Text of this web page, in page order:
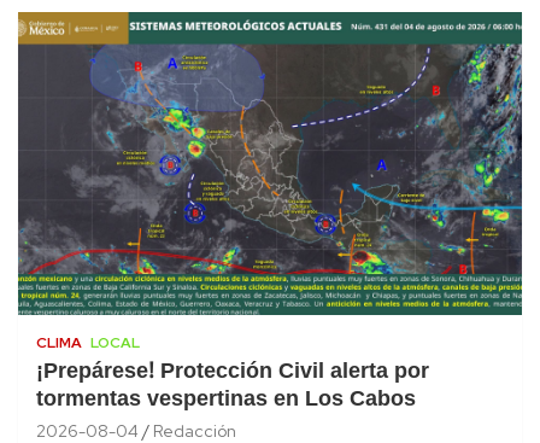
CLIMA LOCAL
¡Prepárese! Protección Civil alerta por
tormentas vespertinas en Los Cabos
2026-08-04 Redacción